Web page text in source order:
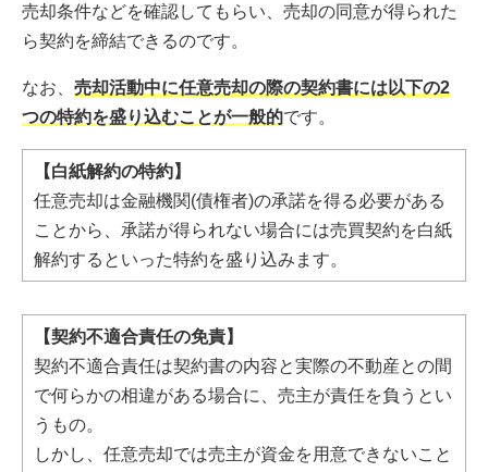
売却条件などを確認してもらい、売却の同意が得られた
ら契約を締結できるのです。
なお、 売却活動中に任意売却の際の契約書には以下の2
つの特約を盛り込むことが一般的です。
【白紙解約の特約】
任意売却は金融機関(債権者)の承諾を得る必要がある
ことから、承諾が得られない場合には売買契約を白紙
解約するといった特約を盛り込みます。
【契約不適合責任の免責】
契約不適合責任は契約書の内容と実際の不動産との間
で何らかの相違がある場合に、売主が責任を負うとい
うもの。
しかし、任意売却では売主が資金を用意できないこと